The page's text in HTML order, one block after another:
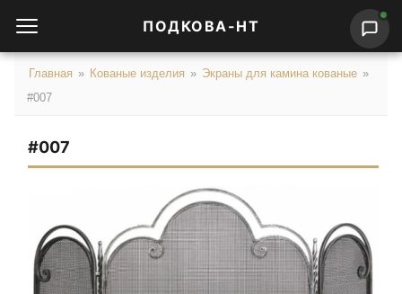
ПОДКОВА-НТ
Главная » Кованые изделия » Экраны для камина кованые »
#007
#007